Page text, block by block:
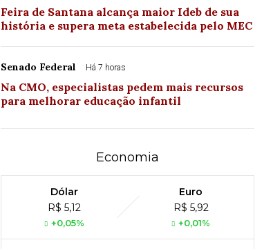
Feira de Santana alcança maior Ideb de sua
história e supera meta estabelecida pelo MEC
Senado Federal Há 7 horas
Na CMO, especialistas pedem mais recursos
para melhorar educação infantil
Economia
Dólar
R$ 5,12
+0,05%
Euro
R$ 5,92
+0,01%